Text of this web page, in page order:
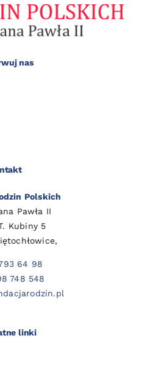
nas
Polskich
Pawła II
Kubiny 5
64 98
748 548
linki